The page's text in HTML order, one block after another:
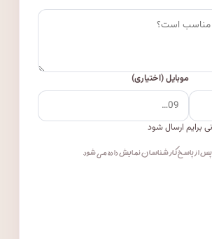
موبایل (اختیاری)
برایم ارسال شود
از پاسخ کارشناسان نمایش داده می‌شود.